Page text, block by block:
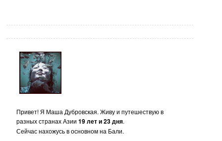
Привет! Я Маша Дубровская. Живу и путешествую в
разных странах Азии19 лет и 23 дня.
Сейчас нахожусь в основном на Бали.